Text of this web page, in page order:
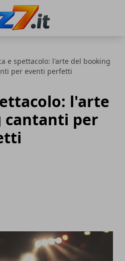
e spettacolo: l'arte del booking
per eventi perfetti
l'arte
cantanti per